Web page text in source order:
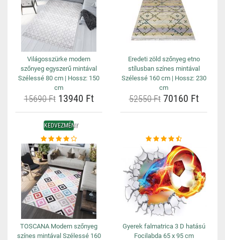
Világosszürke modern
szőnyeg egyszerű mintával
Szélessé 80 cm | Hossz: 150
cm
15690 Ft13940 Ft
Eredeti zöld szőnyeg etno
stílusban színes mintával
Szélessé 160 cm | Hossz: 230
cm
52550 Ft70160 Ft
KEDVEZMÉNY
TOSCANA Modern szőnyeg
színes mintával Szélessé 160
Gyerek falmatrica 3 D hatású
Focilabda 65 x 95 cm